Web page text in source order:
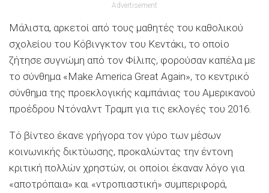
Advertisement
Μάλιστα, αρκετοί από τους μαθητές του καθολικού
σχολείου του Κόβινγκτον του Κεντάκι, το οποίο
ζήτησε συγνώμη από τον Φίλιπς, φορούσαν καπέλα με
το σύνθημα «Make America Great Again», το κεντρικό
σύνθημα της προεκλογικής καμπάνιας του Αμερικανού
προέδρου Ντόναλντ Τραμπ για τις εκλογές του 2016.
Τό βίντεο έκανε γρήγορα τον γύρο των μέσων
κοινωνικής δικτύωσης, προκαλώντας την έντονη
κριτική πολλών χρηστών, οι οποίοι έκαναν λόγο για
«αποτρόπαια» και «ντροπιαστική» συμπεριφορά,